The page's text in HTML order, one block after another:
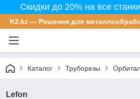
Скидки до 20% на все
K2.kz — Решения для
Каталог Труборезы
Lefon